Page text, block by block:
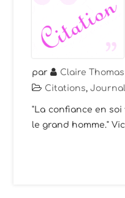
par Claire Thomas
Citations,Journal
"La confiance en
le grand homme."